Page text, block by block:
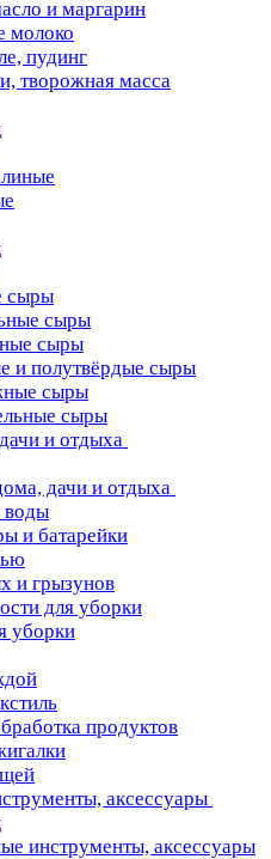
и маргарин
молоко
пудинг
творожная масса
сыры
сыры
сыры
и полутвёрдые сыры
сыры
сыры
и отдыха
дачи и отдыха
воды
и батарейки
и грызунов
для уборки
уборки
продуктов
аксессуары
инструменты, аксессуары